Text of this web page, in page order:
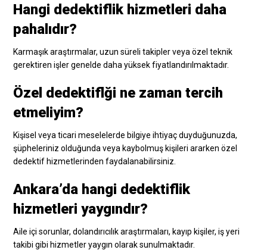
Hangi dedektiflik hizmetleri daha
pahalıdır?
Karmaşık araştırmalar, uzun süreli takipler veya özel teknik
gerektiren işler genelde daha yüksek fiyatlandırılmaktadır.
Özel dedektiflği ne zaman tercih
etmeliyim?
Kişisel veya ticari meselelerde bilgiye ihtiyaç duyduğunuzda,
şüpheleriniz olduğunda veya kaybolmuş kişileri ararken özel
dedektif hizmetlerinden faydalanabilirsiniz.
Ankara’da hangi dedektiflik
hizmetleri yaygındır?
Aile içi sorunlar, dolandırıcılık araştırmaları, kayıp kişiler, iş yeri
takibi gibi hizmetler yaygın olarak sunulmaktadır.